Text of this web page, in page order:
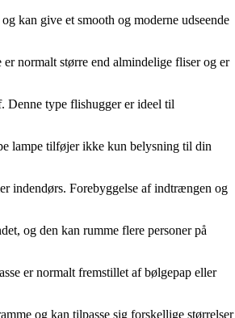
kan give et smooth og moderne udseende
normalt større end almindelige fliser og er
Denne type flishugger er ideel til
lampe tilføjer ikke kun belysning til din
indendørs. Forebyggelse af indtrængen og
og den kan rumme flere personer på
er normalt fremstillet af bølgepap eller
og kan tilpasse sig forskellige størrelser